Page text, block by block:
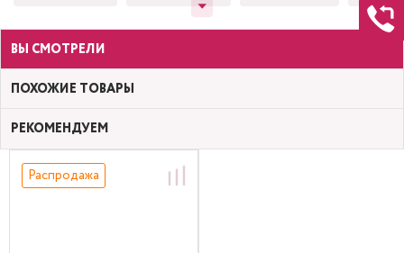
ВЫ СМОТРЕЛИ
ПОХОЖИЕ ТОВАРЫ
РЕКОМЕНДУЕМ
Распродажа